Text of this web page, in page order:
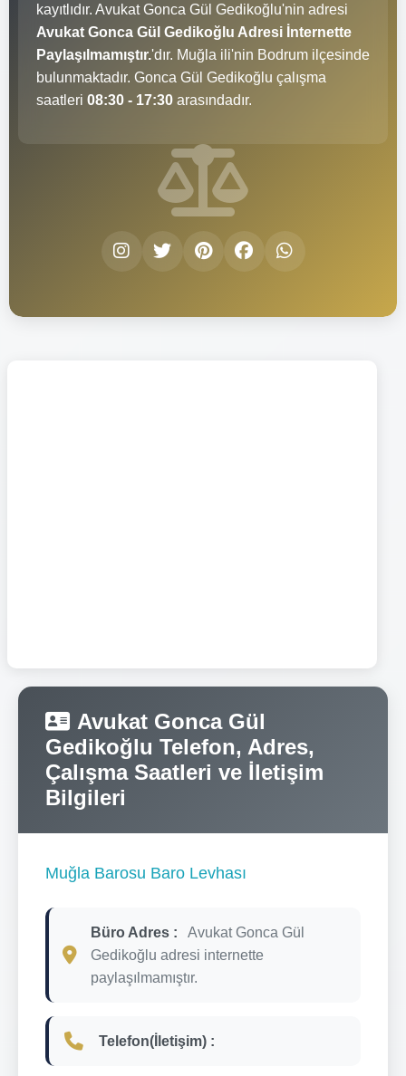
kayıtlıdır. Avukat Gonca Gül Gedikoğlu'nin adresi
Avukat Gonca Gül Gedikoğlu Adresi İnternette
Paylaşılmamıştır.'dır. Muğla ili'nin Bodrum ilçesinde
bulunmaktadır. Gonca Gül Gedikoğlu çalışma
saatleri 08:30 - 17:30 arasındadır.
Avukat Gonca Gül
Gedikoğlu Telefon, Adres,
Çalışma Saatleri ve İletişim
Bilgileri
Muğla Barosu Baro Levhası
Büro Adres :
Avukat Gonca Gül
Gedikoğlu adresi internette
paylaşılmamıştır.
Telefon(İletişim) :